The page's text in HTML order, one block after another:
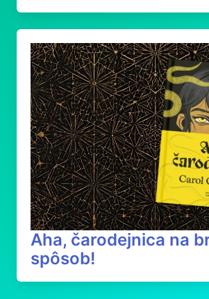
Aha, čarodejnica na
spôsob!